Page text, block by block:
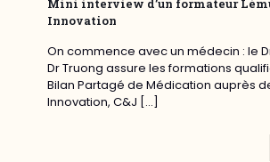
Mini interview d’un formateur
Innovation
On commence avec un médecin : le
Dr Truong assure les formations
Bilan Partagé de Médication auprès
Innovation, C&J […]